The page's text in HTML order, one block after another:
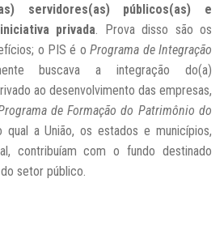
servidores(as) públicos(as) e
privada . Prova disso são os
o PIS é oPrograma de Integração
buscava a integração do(a)
ao desenvolvimento das empresas,
de Formação do Patrimônio do
qual a União, os estados e municípios,
contribuíam com o fundo destinado
setor público.